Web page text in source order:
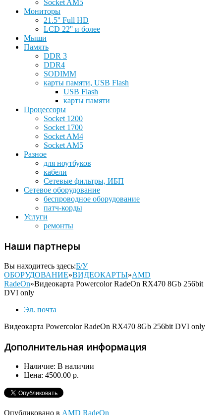
Socket AM5
Мониторы
21.5'' Full HD
LCD 22'' и более
Мыши
Память
DDR 3
DDR4
SODIMM
карты памяти, USB Flash
USB Flash
карты памяти
Процессоры
Socket 1200
Socket 1700
Socket AM4
Socket AM5
Разное
для ноутбуков
кабели
Сетевые фильтры, ИБП
Сетевое оборудование
беспроводное оборудование
патч-корды
Услуги
ремонты
Наши партнеры
Вы находитесь здесь:Б/У
ОБОРУДОВАНИЕ»ВИДЕОКАРТЫ»AMD
RadeOn»Видеокарта Powercolor RadeOn RX470 8Gb 256bit
DVI only
Эл. почта
Видеокарта Powercolor RadeOn RX470 8Gb 256bit DVI only
Дополнительная информация
Наличие: В наличии
Цена: 4500.00 р.
Опубликовано в AMD RadeOn